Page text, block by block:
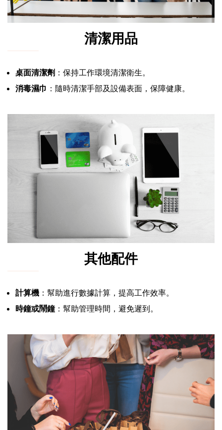
清潔用品
桌面清潔劑 ：保持工作環境清潔衛生。
消毒濕巾 ：隨時清潔手部及設備表面，保障健康。
其他配件
計算機 ：幫助進行數據計算，提高工作效率。
時鐘或鬧鐘：幫助管理時間，避免遲到。